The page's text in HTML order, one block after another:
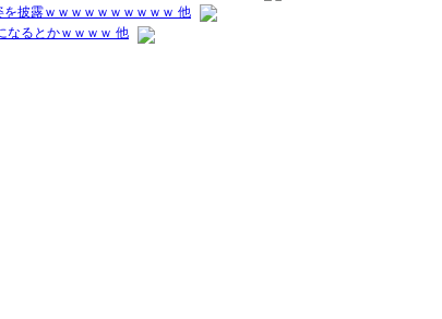
を披露ｗｗｗｗｗｗｗｗｗｗ 他
なるとかｗｗｗｗ 他